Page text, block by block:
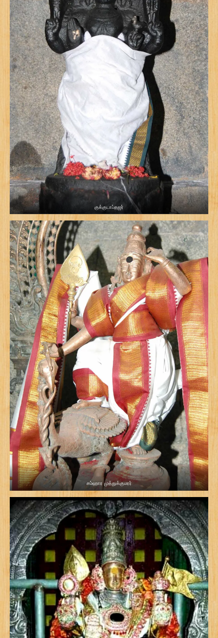
குக்குடாப்தஜர்
சம்ஹார முத்துக்குமரர்